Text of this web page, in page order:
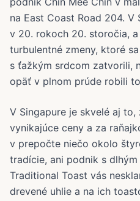
na East Coast Road 204.
v 20. rokoch 20. storočia,
turbulentné zmeny, ktoré
s ťažkým srdcom zatvorili,
opäť v plnom prúde robili
V Singapure je skvelé aj
vynikajúce ceny a za
v prepočte niečo okolo
tradície, ani podnik s dlhým
Traditional Toast vás
drevené uhlie a na ich